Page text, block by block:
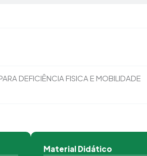
DEFICIÊNCIA FISICA E MOBILIDADE
Material Didático